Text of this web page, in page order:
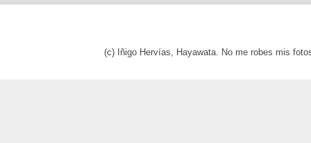
(c) Iñigo Hervías, Hayawata. No me robes mis